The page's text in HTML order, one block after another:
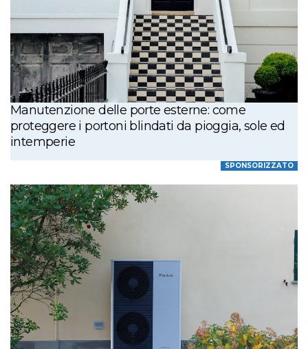
Manutenzione delle porte esterne: come
proteggere i portoni blindati da pioggia, sole ed
intemperie
SPONSORIZZATO